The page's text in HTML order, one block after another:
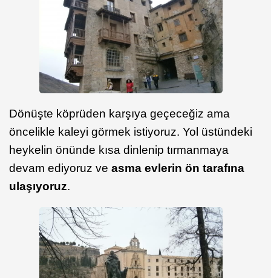
Dönüşte köprüden karşıya geçeceğiz ama
öncelikle kaleyi görmek istiyoruz. Yol üstündeki
heykelin önünde kısa dinlenip tırmanmaya
devam ediyoruz ve asma evlerin ön tarafına
ulaşıyoruz.